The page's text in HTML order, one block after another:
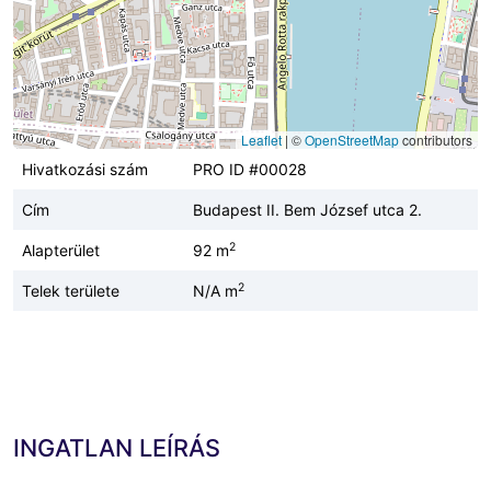
Leaflet | ©OpenStreetMapcontributors
Hivatkozási szám
PRO ID #00028
Cím Budapest II. Bem József utca 2.
Alapterület 92 m2
Telek területe N/A m2
INGATLAN LEÍRÁS